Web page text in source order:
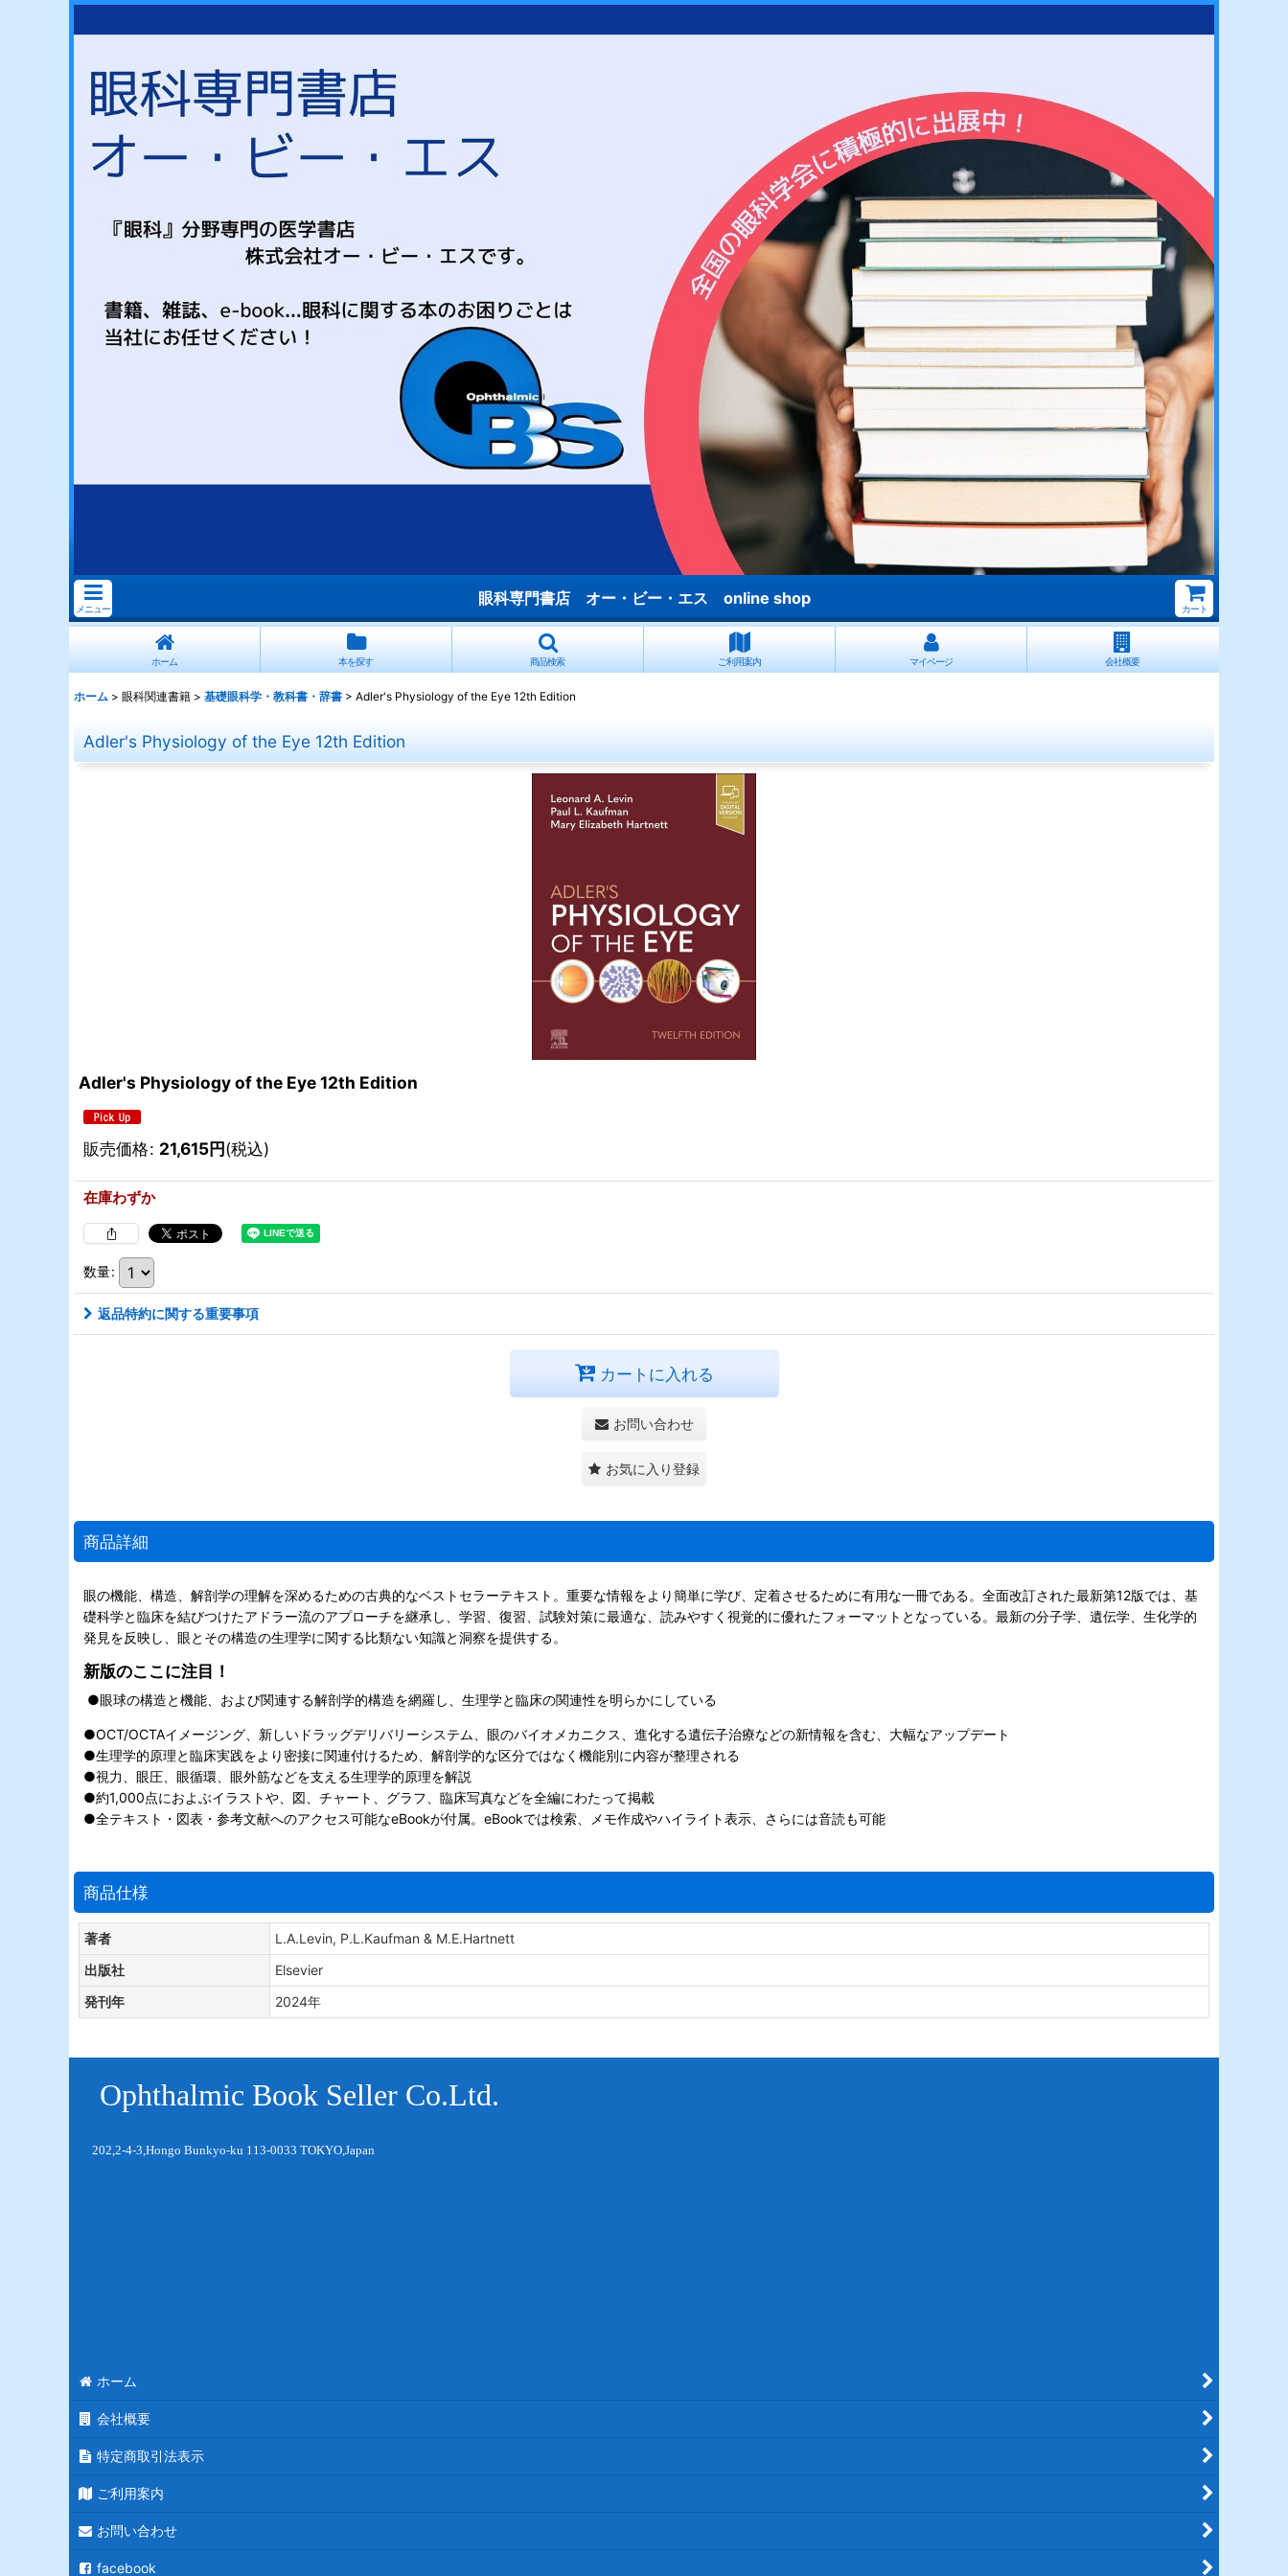
メニュー
眼科専門書店 オー・ビー・エス online shop
カート
ホーム 本を探す 商品検索 ご利用案内 マイページ 会社概要
ホーム > 眼科関連書籍 > 基礎眼科学・教科書・辞書 > Adler's Physiology of the Eye 12th Edition
Adler's Physiology of the Eye 12th Edition
Adler's Physiology of the Eye 12th Edition
販売価格: 21,615円(税込)
在庫わずか
数量:
返品特約に関する重要事項
カートに入れる
お問い合わせ
お気に入り登録
商品詳細
眼の機能、構造、解剖学の理解を深めるための古典的なベストセラーテキスト。重要な情報をより簡単に学び、定着させるために有用な一冊である。全面改訂された最新第12版では、基
礎科学と臨床を結びつけたアドラー流のアプローチを継承し、学習、復習、試験対策に最適な、読みやすく視覚的に優れたフォーマットとなっている。最新の分子学、遺伝学、生化学的
発見を反映し、眼とその構造の生理学に関する比類ない知識と洞察を提供する。
新版のここに注目！
●眼球の構造と機能、および関連する解剖学的構造を網羅し、生理学と臨床の関連性を明らかにしている
●OCT/OCTAイメージング、新しいドラッグデリバリーシステム、眼のバイオメカニクス、進化する遺伝子治療などの新情報を含む、大幅なアップデート
●生理学的原理と臨床実践をより密接に関連付けるため、解剖学的な区分ではなく機能別に内容が整理される
●視力、眼圧、眼循環、眼外筋などを支える生理学的原理を解説
●約1,000点におよぶイラストや、図、チャート、グラフ、臨床写真などを全編にわたって掲載
●全テキスト・図表・参考文献へのアクセス可能なeBookが付属。eBookでは検索、メモ作成やハイライト表示、さらには音読も可能
商品仕様
著者
L.A.Levin, P.L.Kaufman & M.E.Hartnett
出版社
Elsevier
発刊年
2024年
Ophthalmic Book Seller Co.Ltd.
202,2-4-3,Hongo Bunkyo-ku 113-0033 TOKYO,Japan
ホーム
会社概要
特定商取引法表示
ご利用案内
お問い合わせ
facebook